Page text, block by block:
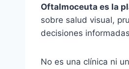
Oftalmoceuta es la
sobre salud visual,
decisiones
No es una clínica ni